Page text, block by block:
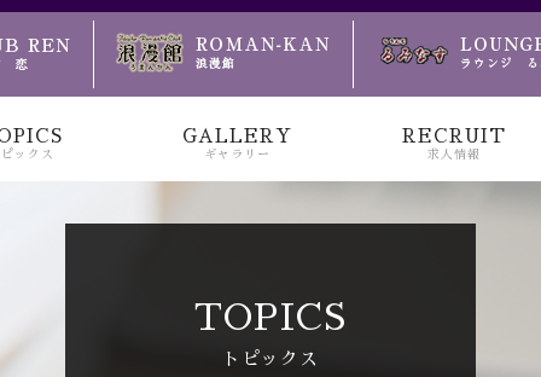
しをお待ちしております
ピックス
GALLERY
ギャラリー
RECRUIT
求人情報
TOPICS
トピックス